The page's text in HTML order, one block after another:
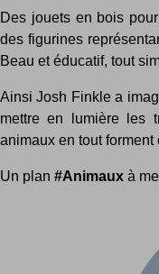
Des jouets en bois
des figurines
Beau et éducatif, tout
Ainsi Josh Finkle a
mettre en lumière les
animaux en tout forment
Un plan #Animaux à